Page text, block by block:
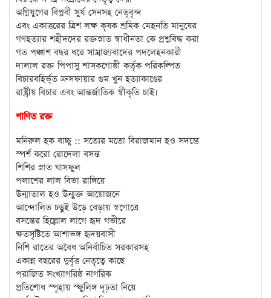
অগ্নিযুগের বিপ্লবী সুর্য সেনসহ নেতৃবৃন্দ
এবং একাত্তরের ত্রিশ লক্ষ কৃষক শ্রমিক মেহনতি মানুষের
গণহত্যার শহীদদের রক্তস্নাত স্বাধীনতা কে প্রশ্নবিদ্ধ করা
গত পঞ্চাশ বছর ধরে সাম্রাজ্যবাদের পদলেহনকারী
দালাল রক্ত পিপাসু শাসকগোষ্ঠী কর্তৃক পরিকল্পিত
বিচারবহির্ভূত ক্রসফায়ার গুম খুন হত্যাকাণ্ডের
রাষ্ট্রীয় বিচার এবং আন্তর্জাতিক স্বীকৃতি চাই।
শাণিত রক্ত
মনিরুল হক বাচ্চু :: সত্যের মতো বিরাজমান হও সদম্ভে
স্পর্শ করো রোদেলা বসন্ত
শিশির স্নাত ঘাসফুল
পলাশের লাল বিভা রাঙ্গিয়ে
উন্মাতাল হও উন্মুক্ত আয়োজনে
আন্দোলিত চড়ুই উড়ে বেড়ায় স্বগোত্রে
বসন্তের হিল্লোল লাগে হৃদ গভীরে
ক্ষতসৃষ্টিতে আশাভঙ্গ হৃদয়বাসী
নিশি রাতের অবৈধ অনির্বাচিত সরকারসহ
একান্ন বছরের দুর্বৃত্ত নেতৃত্বে কাছে
পরাজিত সংখ্যাগরিষ্ঠ নাগরিক
প্রতিশোধ স্পৃহায় স্ফুলিঙ্গ দৃঢ়তা নিয়ে